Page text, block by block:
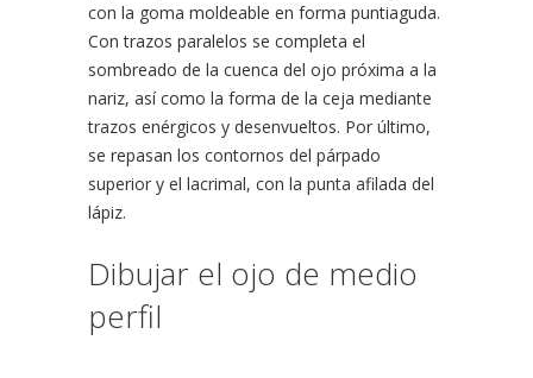
con la goma moldeable en forma puntiaguda.
Con trazos paralelos se completa el
sombreado de la cuenca del ojo próxima a la
nariz, así como la forma de la ceja mediante
trazos enérgicos y desenvueltos. Por último,
se repasan los contornos del párpado
superior y el lacrimal, con la punta afilada del
lápiz.
Dibujar el ojo de medio
perfil